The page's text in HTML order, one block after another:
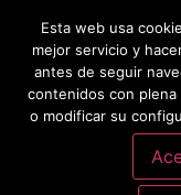
Esta web usa
mejor servicio y
antes de seguir
contenidos con plena
o modificar su